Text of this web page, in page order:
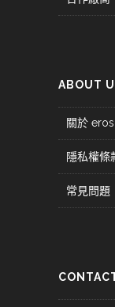
ABOUT
關於 eros
隱私權條
常見問題